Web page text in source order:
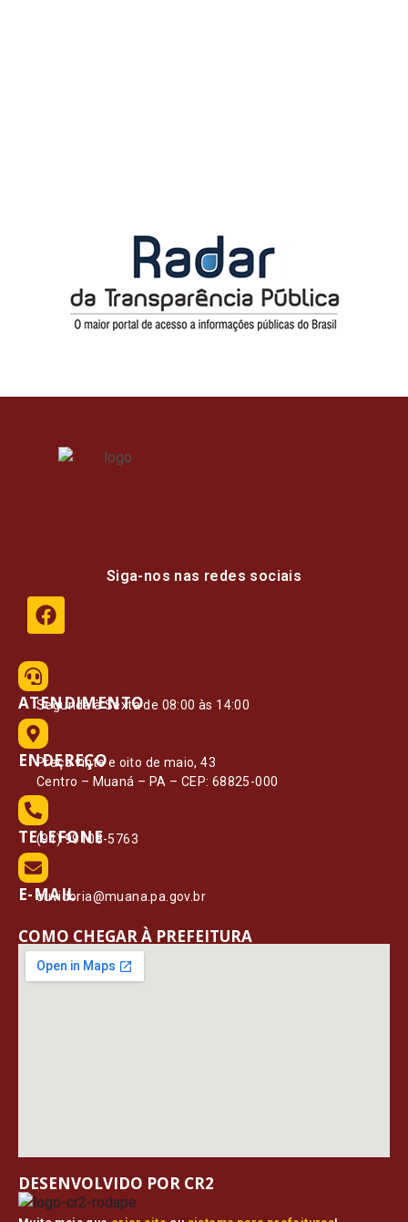
Siga-nos nas redes sociais
ATENDIMENTO
Segunda à Sexta de 08:00 às 14:00
ENDEREÇO
Praça vinte e oito de maio, 43
Centro – Muaná – PA – CEP: 68825-000
TELEFONE
(91) 99108-5763
E-MAIL
ouvidoria@muana.pa.gov.br
COMO CHEGAR À PREFEITURA
DESENVOLVIDO POR CR2